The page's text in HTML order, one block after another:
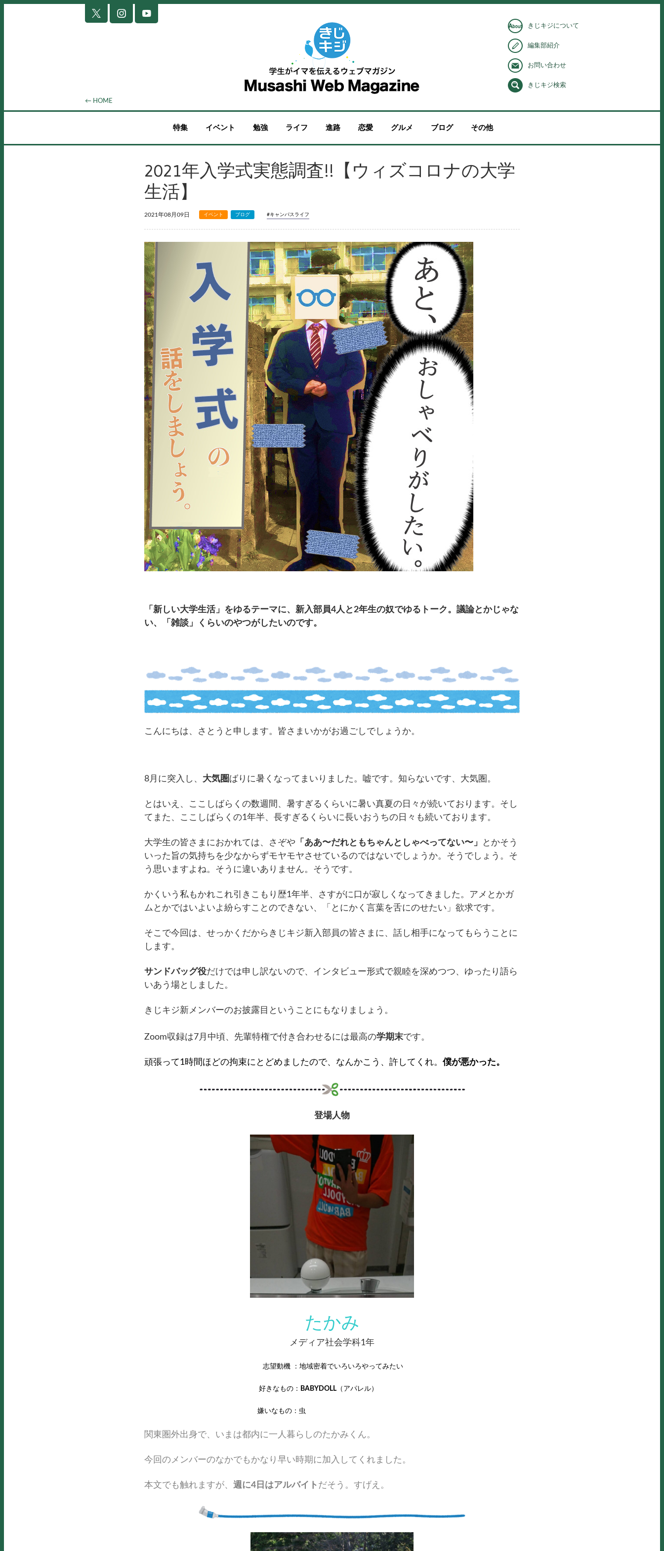
きじキジについて
編集部紹介
お問い合わせ
きじキジ検索
← HOME
特集 イベント 勉強 ライフ 進路 恋愛 グルメ ブログ その他
2021年入学式実態調査!!【ウィズコロナの大学
生活】
2021年08月09日 イベント ブログ #キャンパスライフ
「新しい大学生活」をゆるテーマに、新入部員4人と2年生の奴でゆるトーク。議論とかじゃな
い、「雑談」くらいのやつがしたいのです。
こんにちは、さとうと申します。皆さまいかがお過ごしでしょうか。
8月に突入し、 大気圏 ばりに暑くなってまいりました。嘘です。知らないです、大気圏。
とはいえ、ここしばらくの数週間、暑すぎるくらいに暑い真夏の日々が続いております。そし
てまた、ここしばらくの1年半、長すぎるくらいに長いおうちの日々も続いております。
大学生の皆さまにおかれては、さぞや 「ああ〜だれともちゃんとしゃべってない〜」
とかそう
いった旨の気持ちを少なからずモヤモヤさせているのではないでしょうか。そうでしょう。そ
う思いますよね。そうに違いありません。そうです。
かくいう私もかれこれ引きこもり歴1年半、さすがに口が寂しくなってきました。アメとかガ
ムとかではいよいよ紛らすことのできない、「とにかく言葉を舌にのせたい」欲求です。
そこで今回は、せっかくだからきじキジ新入部員の皆さまに、話し相手になってもらうことに
します。
サンドバッグ役だけでは申し訳ないので、インタビュー形式で親睦を深めつつ、ゆったり語ら
いあう場としました。
きじキジ新メンバーのお披露目ということにもなりましょう。
Zoom収録は7月中頃、先輩特権で付き合わせるには最高の学期末です。
頑張って1時間ほどの拘束にとどめましたので、なんかこう、許してくれ。 僕が悪かった。
登場人物
たかみ
メディア社会学科1年
志望動機 ：地域密着でいろいろやってみたい
好きなもの： BABYDOLL（アパレル）
嫌いなもの：虫
関東圏外出身で、いまは都内に一人暮らしのたかみくん。
今回のメンバーのなかでもかなり早い時期に加入してくれました。
本文でも触れますが、 週に4日はアルバイト だそう。すげえ。